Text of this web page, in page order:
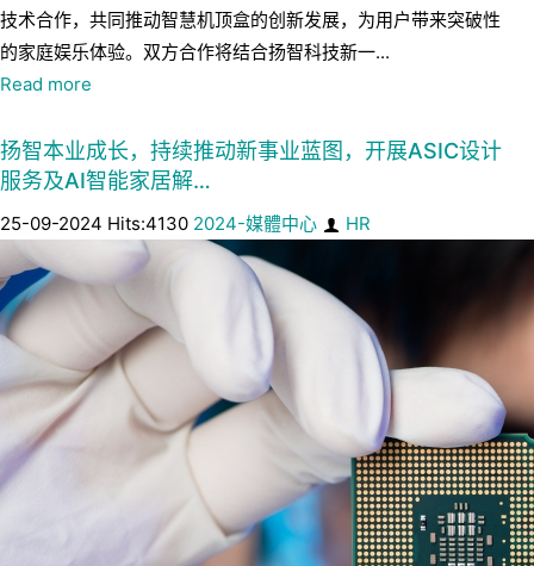
技术合作，共同推动智慧机顶盒的创新发展，为用户带来突破性
的家庭娱乐体验。双方合作将结合扬智科技新一...
Read more
扬智本业成长，持续推动新事业蓝图，开展ASIC设计
服务及AI智能家居解…
25-09-2024 Hits:4130 2024-媒體中心 HR